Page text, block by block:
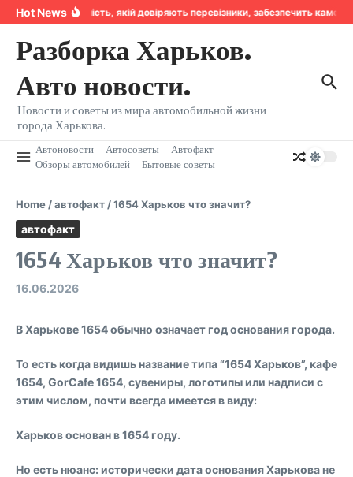
Перейти к содержанию
Hot NewsНадійність, якій довіряють перевізники, забезпечить
Разборка Харьков.
Авто новости.
Новости и советы из мира автомобильной жизни
города Харькова.
Автоновости Автосоветы
Автофакт
Обзоры автомобилей
Бытовые советы
Home /автофакт /1654 Харьков что значит?
автофакт
1654 Харьков что значит?
16.06.2026
В Харькове1654обычно означает год основания города.
То есть когда видишь название типа“1654 Харьков”, кафе
1654, GorCafe 1654, сувениры, логотипы или надписи с
этим числом, почти всегда имеется в виду:
Харьков основан в 1654 году.
Но есть нюанс: исторически дата основания Харькова не